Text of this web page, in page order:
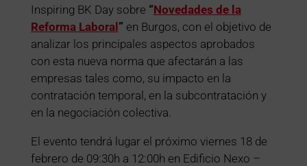
Inspiring BK Day sobre “Novedades de la
Reforma Laboral” en Burgos, con el objetivo de
analizar los principales aspectos aprobados
con esta nueva norma que afectarán a las
empresas tales como, su impacto en la
contratación temporal, en la subcontratación y
en la negociación colectiva.
El evento tendrá lugar el próximo viernes 18 de
febrero de 09:30h a 12:00h en Edificio Nexo –